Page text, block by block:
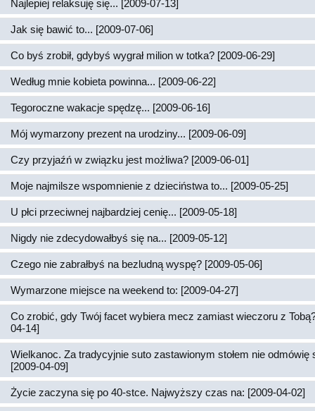
Najlepiej relaksuję się... [2009-07-13]
Jak się bawić to... [2009-07-06]
Co byś zrobił, gdybyś wygrał milion w totka? [2009-06-29]
Według mnie kobieta powinna... [2009-06-22]
Tegoroczne wakacje spędzę... [2009-06-16]
Mój wymarzony prezent na urodziny... [2009-06-09]
Czy przyjaźń w związku jest możliwa? [2009-06-01]
Moje najmilsze wspomnienie z dzieciństwa to... [2009-05-25]
U płci przeciwnej najbardziej cenię... [2009-05-18]
Nigdy nie zdecydowałbyś się na... [2009-05-12]
Czego nie zabrałbyś na bezludną wyspę? [2009-05-06]
Wymarzone miejsce na weekend to: [2009-04-27]
Co zrobić, gdy Twój facet wybiera mecz zamiast wieczoru z
04-14]
Wielkanoc. Za tradycyjnie suto zastawionym stołem nie odmówię
[2009-04-09]
Życie zaczyna się po 40-stce. Najwyższy czas na: [2009-04-02]